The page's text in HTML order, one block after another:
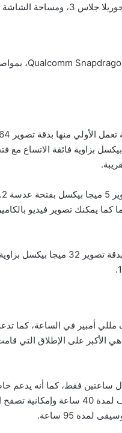
تصل إلى 86.7%.
مزود ببطارية كبيرة الحجم تصل سعتها إلى 7 آلاف
وتعتبر تلك البطارية هي الأكبر على
شحن البطارية والوصول إلى نسبة 100% خلال